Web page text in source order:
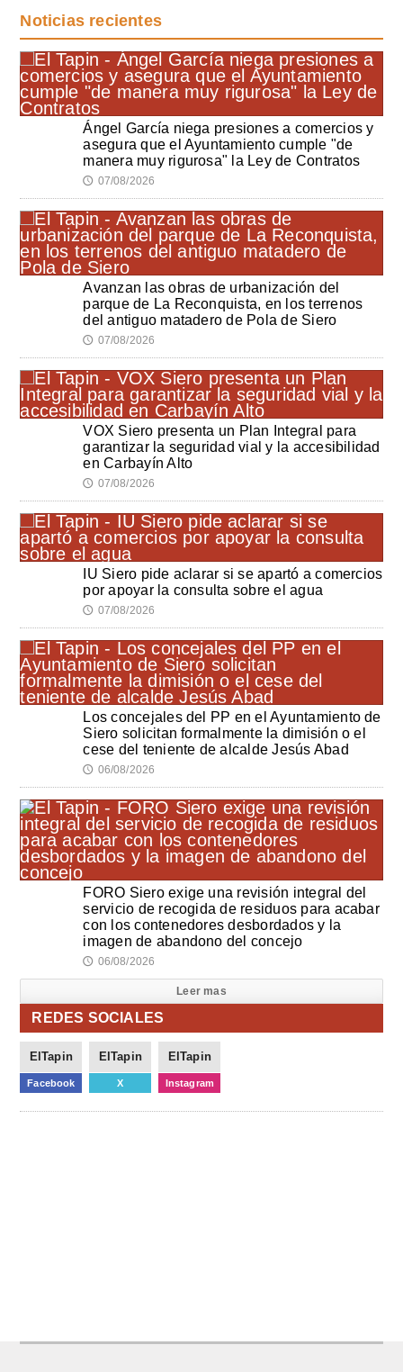
Noticias recientes
Ángel García niega presiones a comercios y
asegura que el Ayuntamiento cumple "de
manera muy rigurosa" la Ley de Contratos
🕔 07/08/2026
Avanzan las obras de urbanización del
parque de La Reconquista, en los terrenos
del antiguo matadero de Pola de Siero
🕔 07/08/2026
VOX Siero presenta un Plan Integral para
garantizar la seguridad vial y la accesibilidad
en Carbayín Alto
🕔 07/08/2026
IU Siero pide aclarar si se apartó a comercios
por apoyar la consulta sobre el agua
🕔 07/08/2026
Los concejales del PP en el Ayuntamiento de
Siero solicitan formalmente la dimisión o el
cese del teniente de alcalde Jesús Abad
🕔 06/08/2026
FORO Siero exige una revisión integral del
servicio de recogida de residuos para acabar
con los contenedores desbordados y la
imagen de abandono del concejo
🕔 06/08/2026
Leer mas
REDES SOCIALES
ElTapin
Facebook
ElTapin
X
ElTapin
Instagram